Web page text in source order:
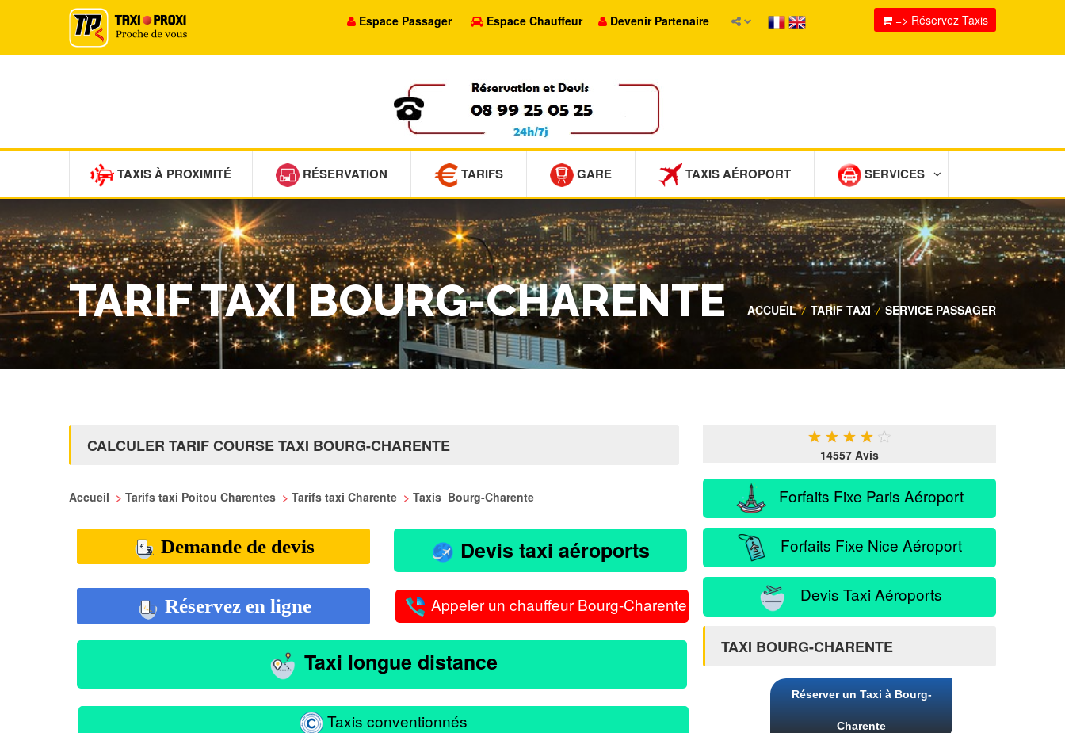
Espace Passager Espace Chauffeur Devenir Partenaire => Réservez Taxis
TAXIS À PROXIMITÉ RÉSERVATION TARIFS GARE TAXIS AÉROPORT SERVICES
TARIF TAXI BOURG-CHARENTE ACCUEIL / TARIF TAXI / SERVICE PASSAGER
CALCULER TARIF COURSE TAXI BOURG-CHARENTE
Accueil > Tarifs taxi Poitou Charentes > Tarifs taxi Charente > Taxis Bourg-Charente
Demande de devis Devis taxi aéroports
Réservez en ligne Appeler un chauffeur Bourg-Charente
Taxi longue distance
Taxis conventionnés
★ ★ ★ ★ ★
14557 Avis
Forfaits Fixe Paris Aéroport
Forfaits Fixe Nice Aéroport
Devis Taxi Aéroports
TAXI BOURG-CHARENTE
Réserver un Taxi à Bourg-
Charente